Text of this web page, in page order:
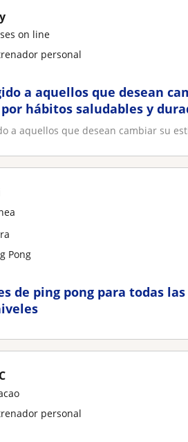
on line
personal
a aquellos que desean
hábitos saludables y
de confianza
a aquellos que desean cambiar su
Pong
de ping pong para todas
personal